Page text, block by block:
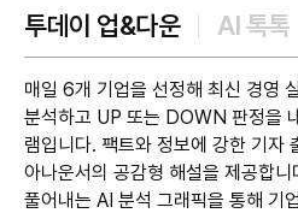
투데이 업&다운 AI 톡톡
매일 6개 기업을 선정해 최신 경영
분석하고 UP 또는 DOWN 판정을
램입니다. 팩트와 정보에 강한 기자
아나운서의 공감형 해설을 제공합
풀어내는 AI 분석 그래픽을 통해 기